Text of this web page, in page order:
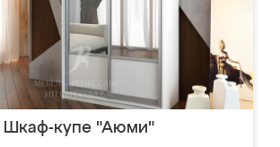
Шкаф-купе "Аюми"